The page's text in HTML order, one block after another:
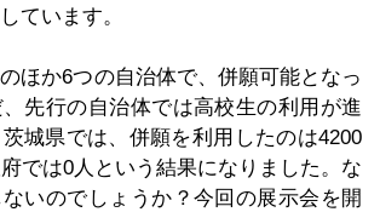
ています。
ほか6つの自治体で、併願可能となっ
先行の自治体では高校生の利用が進
城県では、併願を利用したのは4200
では0人という結果になりました。な
いのでしょうか？今回の展示会を開